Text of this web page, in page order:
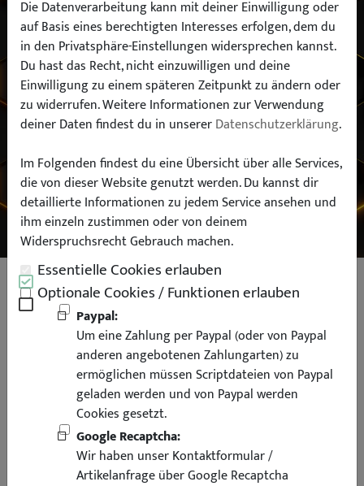
Hersteller:
Modell:
SUCHEN
CCFL Angel Eyes Scheinwerfer für
BMW E36 Limousine Touring
Compact schwarz
Die Datenverarbeitung kann mit deiner Einwilligung oder
auf Basis eines berechtigten Interesses erfolgen, dem du
in den Privatsphäre-Einstellungen widersprechen kannst.
Du hast das Recht, nicht einzuwilligen und deine
Einwilligung zu einem späteren Zeitpunkt zu ändern oder
zu widerrufen. Weitere Informationen zur Verwendung
deiner Daten findest du in unsererDatenschutzerklärung.
Im Folgenden findest du eine Übersicht über alle Services,
die von dieser Website genutzt werden. Du kannst dir
detaillierte Informationen zu jedem Service ansehen und
ihm einzeln zustimmen oder von deinem
Widerspruchsrecht Gebrauch machen.
Essentielle Cookies erlauben
Optionale Cookies / Funktionen erlauben
Paypal:
Um eine Zahlung per Paypal (oder von Paypal
anderen angebotenen Zahlungarten) zu
ermöglichen müssen Scriptdateien von Paypal
geladen werden und von Paypal werden
Cookies gesetzt.
Google Recaptcha:
Wir haben unser Kontaktformular /
Artikelanfrage über Google Recaptcha